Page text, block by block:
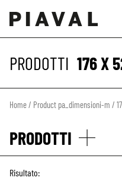
PRODOTTI 176 X
Home/ Product pa_dimensioni-m /
PRODOTTI
Risultato: